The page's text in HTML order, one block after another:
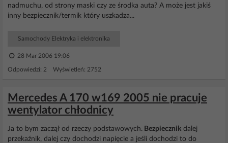
nadmuchu, od strony maski czy ze środka auta? A może jest jakiś
inny bezpiecznik/termik który uszkadza...
Samochody Elektryka i elektronika
28 Mar 2006 19:06
Odpowiedzi: 2 Wyświetleń: 2752
Mercedes A 170 w169 2005 nie pracuje
wentylator chłodnicy
Ja to bym zaczął od rzeczy podstawowych. Bezpiecznik dalej
przekaźnik, dalej czy dochodzi napięcie a jeśli dochodzi to do